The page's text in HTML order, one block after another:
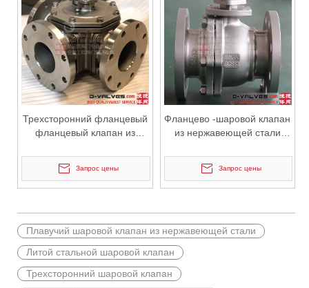
2026-06-13
Откройте для себя основные преимущества и истории успеха
Трехсторонний фланцевый
фланцевый клапан из
высокой платформой
ISO5211
Запрос цены
Фланцево -шаровой клапан
из нержавеющей стали
монтажной площадкой
Запрос цены
Плавучий шаровой клапан из нержавеющей стали
Литой стальной шаровой клапан
Трехсторонний шаровой клапан